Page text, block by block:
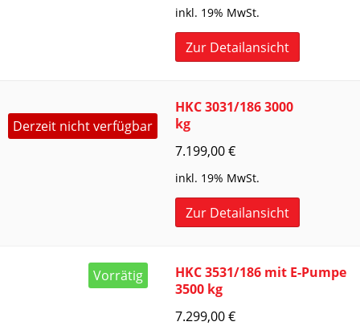
inkl. 19% MwSt.
Zur Detailansicht
Derzeit nicht verfügbar
HKC 3031/186 3000
kg
7.199,00€
inkl. 19% MwSt.
Zur Detailansicht
Vorrätig
HKC 3531/186 mit E-Pumpe
3500 kg
7.299,00€